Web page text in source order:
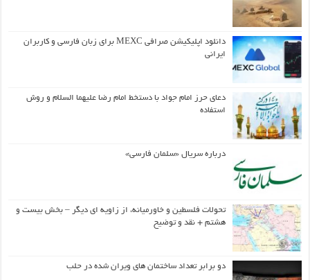
دانلود اپلیکیشن صرافی MEXC برای زبان فارسی و کاربران
ایرانی
دعای حرز امام جواد با دستخط امام رضا علیهما السلام و روش
استفاده
درباره سریال «سلمان فارسی»
تحولات فلسطین و خاورمیانه، از زاویه ای دیگر – بخش بیست و
هشتم + نقد و توضیح
دو برابر تعداد ساختمان های ویران شده در حلب